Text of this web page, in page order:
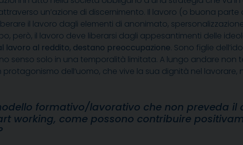
un’azione di discernimento. Il lavoro (o buona
il lavoro dagli elementi di anonimato,
però, il lavoro deve liberarsi dagli appesantimenti delle
lavoro al reddito, destano preoccupazione. Sono figlie
senso solo in una temporalità limitata. A lungo andare non
dell’uomo, che vive la sua dignità nel lavorare,
formativo/lavorativo che non preveda il
working, come possono contribuire